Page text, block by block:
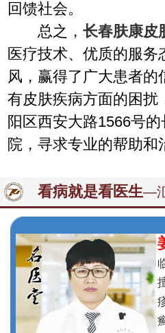
回馈社会。
总之，长春肤康皮
医疗技术、优质的服务
风，赢得了广大患者的
有皮肤疾病方面的困扰
阳区西安大路1566号
院，寻求专业的帮助和
看病就是看医生—